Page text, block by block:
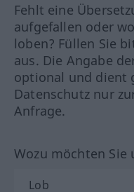
Fehlt eine
aufgefallen oder
loben? Füllen Sie
aus. Die Angabe
optional und dient
Datenschutz nur
Anfrage.
Wozu möchten Sie